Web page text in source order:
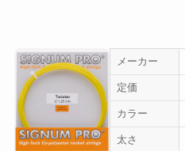
メーカー
定価
カラー
太さ